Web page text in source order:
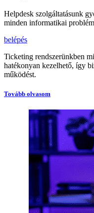
Helpdesk szolgáltatásunk
minden informatikai
belépés
Ticketing rendszerünkben
hatékonyan kezelhető, így
működést.
Tovább olvasom